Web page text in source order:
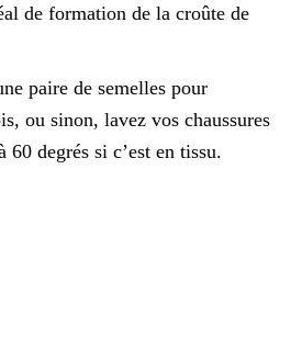
de formation de la croûte de
paire de semelles pour
ou sinon, lavez vos chaussures
60 degrés si c’est en tissu.